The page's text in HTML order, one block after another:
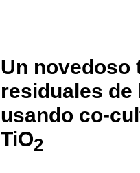
Un novedoso
residuales
usando co-
TiO2